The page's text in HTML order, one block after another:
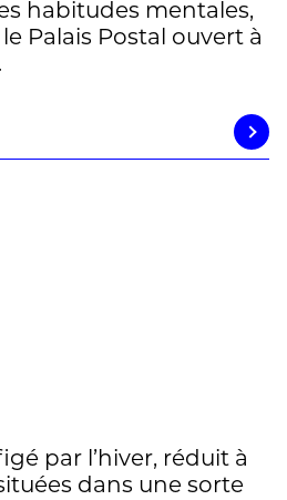
habitudes mentales,
Palais Postal ouvert à
par l’hiver, réduit à
dans une sorte